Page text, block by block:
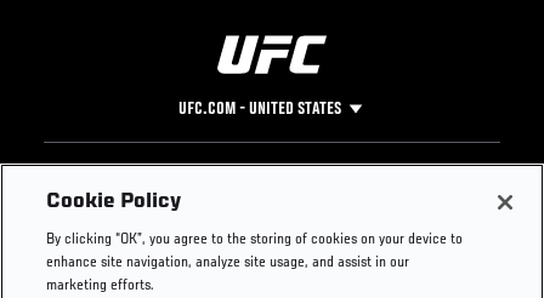
UFC.COM - UNITED STATES
Footer
UFC
UFC Foundation
UFC Careers
Instagram
Press
Cookie Policy
By clicking “OK”, you agree to the storing of cookies on your device to
enhance site navigation, analyze site usage, and assist in our
marketing efforts.